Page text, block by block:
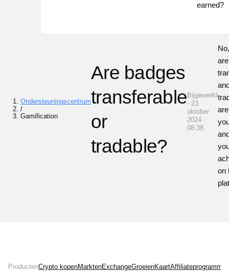
earned?
Ondersteuningscentrum
/
Gamification
Are badges
transferable
or
tradable?
Bijgewerkt
- 23
oktober
2024 ·
08:38
on
ProductenCrypto kopenMarktenExchangeGroeienKaartAffiliateprogramma